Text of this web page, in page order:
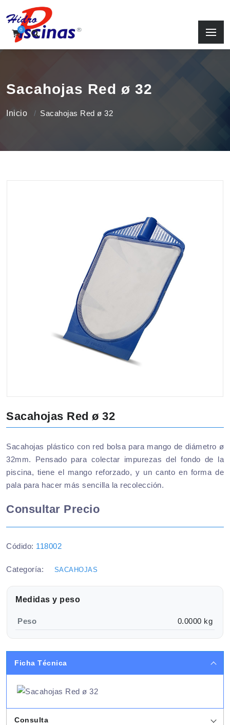
0
Sacahojas Red ø 32
Inicio Sacahojas Red ø 32
Sacahojas Red ø 32
Sacahojas plástico con red bolsa para mango de diámetro ø
32mm. Pensado para colectar impurezas del fondo de la
piscina, tiene el mango reforzado, y un canto en forma de
pala para hacer más sencilla la recolección.
Consultar Precio
Códido: 118002
Categoría: SACAHOJAS
Medidas y peso
Peso 0.0000 kg
Ficha Técnica
Consulta